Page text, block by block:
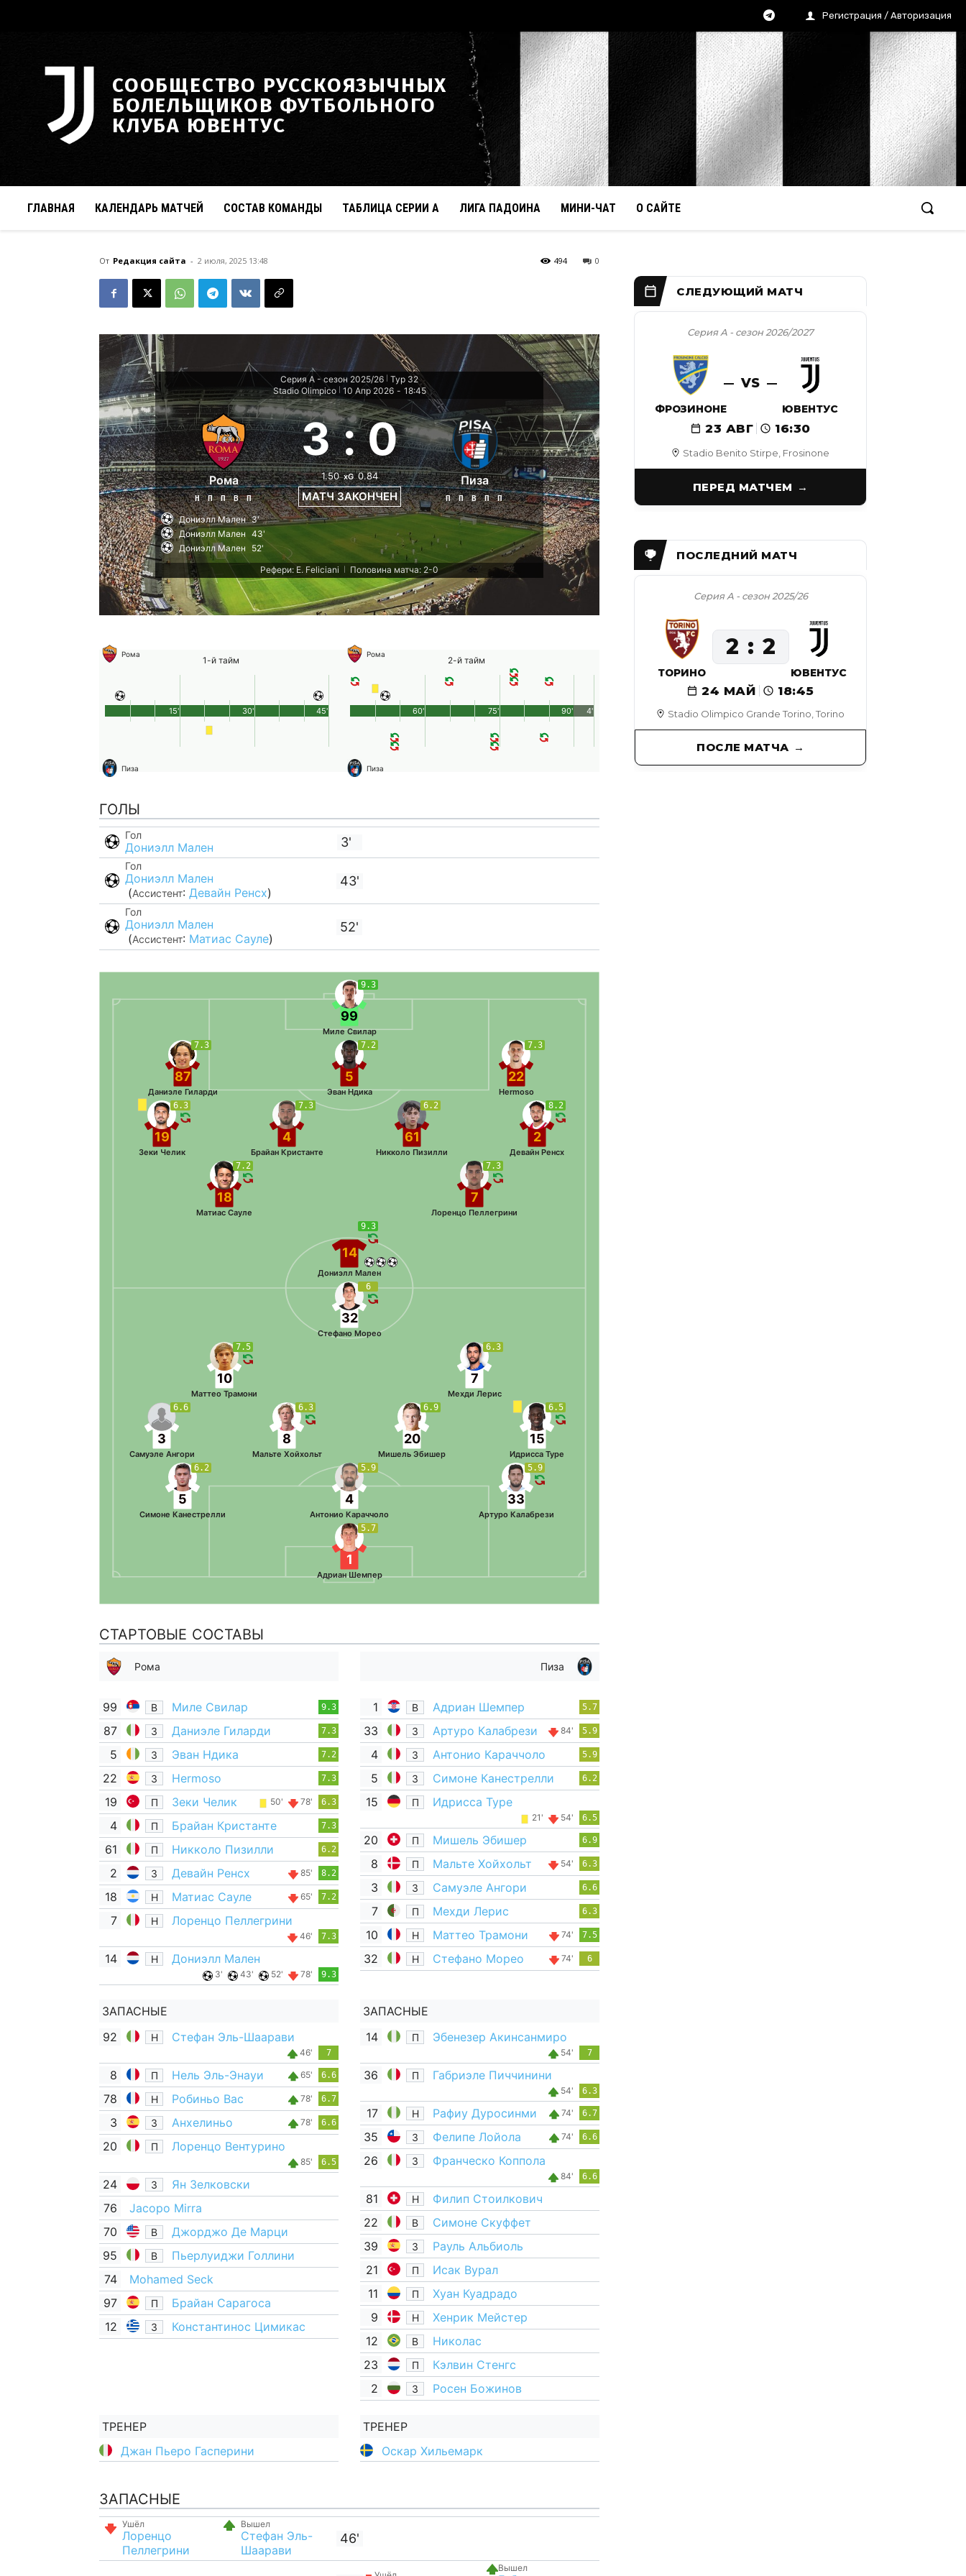
Регистрация / Авторизация
СООБЩЕСТВО РУССКОЯЗЫЧНЫХ
БОЛЕЛЬЩИКОВ ФУТБОЛЬНОГО
КЛУБА ЮВЕНТУС
ГЛАВНАЯ КАЛЕНДАРЬ МАТЧЕЙ СОСТАВ КОМАНДЫ ТАБЛИЦА СЕРИИ А ЛИГА ПАДОИНА МИНИ-ЧАТ О САЙТЕ
От Редакция сайта - 2 июля, 2025 13:48 0
494
Серия А - сезон 2025/26 Тур 32
Stadio Olimpico
10 Апр 2026 - 18:45
Рома
Н П П В П
3 : 0
1.50 xG 0.84
МАТЧ ЗАКОНЧЕН
Пиза
П П В П П
Дониэлл Мален 3'
Дониэлл Мален 43'
Дониэлл Мален
52'
Рефери: E. Feliciani
Половина матча: 2-0
Рома
1-й тайм
Пиза
45'
15' 30'
Рома
2-й тайм
Пиза
90'
60' 75' 4'
ГОЛЫ
Гол
Дониэлл Мален 3'
Гол
Дониэлл Мален
(Ассистент: Девайн Ренсх)
43'
Гол
Дониэлл Мален
(Ассистент: Матиас Сауле)
52'
9.3
99
Миле Свилар
7.3
22
Hermoso
7.2
5
Эван Ндика
7.3
87
Даниэле Гиларди
8.2
2
Девайн Ренсх
6.2
61
Никколо Пизилли
7.3
4
Брайан Кристанте
6.3
19
Зеки Челик
7.3
7
Лоренцо Пеллегрини
7.2
18
Матиас Сауле
9.3
14
Дониэлл Мален
5.7
1
Адриан Шемпер
6.2
5
Симоне Канестрелли
5.9
4
Антонио Караччоло
5.9
33
Артуро Калабрези
6.6
3
Самуэле Ангори
6.3
8
Мальте Хойхольт
6.9
20
Мишель Эбишер
6.5
15
Идрисса Туре
7.5
10
Маттео Трамони
6.3
7
Мехди Лерис
6
32
Стефано Морео
СТАРТОВЫЕ СОСТАВЫ
Рома
99 В Миле Свилар 9.3
87 З Даниэле Гиларди 7.3
5 З Эван Ндика 7.2
22 З Hermoso 7.3
19 П Зеки Челик 50' 78' 6.3
4 П Брайан Кристанте 7.3
61 П Никколо Пизилли 6.2
2 З Девайн Ренсх 85' 8.2
18 Н Матиас Сауле 65' 7.2
7 Н Лоренцо Пеллегрини
46' 7.3
14 Н Дониэлл Мален
3' 43' 52' 78' 9.3
ЗАПАСНЫЕ
92
Н Стефан Эль-Шаарави
46' 7
8 П Нель Эль-Энауи 65' 6.6
78 Н Робиньо Вас 78' 6.7
3 З Анхелиньо 78' 6.6
20 П Лоренцо Вентурино
85' 6.5
24 З
Ян Зелковски
76
Jacopo Mirra
70
В
Джорджо Де Марци
95
В
Пьерлуиджи Голлини
74
Mohamed Seck
97
П
Брайан Сарагоса
12
З Константинос Цимикас
ТРЕНЕР
Джан Пьеро Гасперини
Пиза
1 В Адриан Шемпер 5.7
33 З Артуро Калабрези 84' 5.9
4 З Антонио Караччоло 5.9
5 З Симоне Канестрелли 6.2
15 П Идрисса Туре
21' 54' 6.5
20 П Мишель Эбишер 6.9
8 П Мальте Хойхольт 54' 6.3
3 З Самуэле Ангори 6.6
7 П Мехди Лерис 6.3
10 Н Маттео Трамони 74' 7.5
32 Н Стефано Морео 74' 6
ЗАПАСНЫЕ
14
П Эбенезер Акинсанмиро
54' 7
36 П Габриэле Пиччинини
54' 6.3
17 Н Рафиу Дуросинми 74' 6.7
35 З Фелипе Лойола 74' 6.6
26 З Франческо Коппола
84' 6.6
81 Н
Филип Стоилкович
22
В
Симоне Скуффет
39
З
Рауль Альбиоль
21
П
Исак Вурал
11
П
Хуан Куадрадо
9
Н
Хенрик Мейстер
12
В
Николас
23
П
Кэлвин Стенгс
2
З Росен Божинов
ТРЕНЕР
Оскар Хильемарк
ЗАПАСНЫЕ
Ушёл
Лоренцо
Пеллегрини
Вышел
Стефан Эль-
Шаарави
46'
Вышел
Stadio Benito Stirpe, Frosinone
Серия А - сезон 2026/2027
ФРОЗИНОНЕ
VS
ЮВЕНТУС
23 АВГ 16:30
ПЕРЕД МАТЧЕМ
Stadio Olimpico Grande Torino, Torino
Серия А - сезон 2025/26
24 МАЙ 18:45
ТОРИНО
2 2
ЮВЕНТУС
ПОСЛЕ МАТЧА